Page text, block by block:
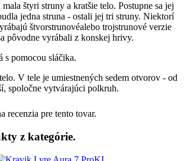
štyri struny a kratšie telo. Postupne sa jej
jedna struna - ostali jej tri struny. Niektorí
štvorstrunovéalebo trojstrunové verzie
pôvodne vyrábali z konskej hrivy.
s pomocou sláčika.
V tele je umiestnených sedem otvorov - od
spoločne vytvárajúci polkruh.
recenzia pre tento tovar.
z kategórie.